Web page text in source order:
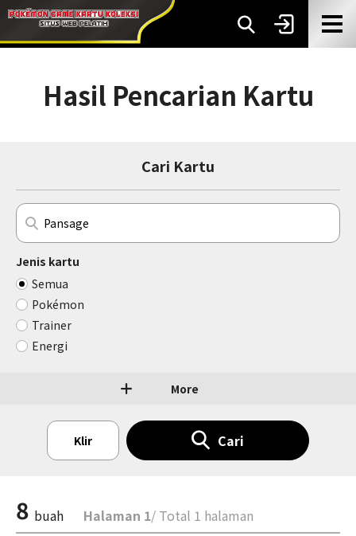
Hasil Pencarian Kartu
Cari Kartu
Jenis kartu
Semua
Pokémon
Trainer
Energi
More
Klir Cari
8 buah Halaman 1/ Total 1 halaman